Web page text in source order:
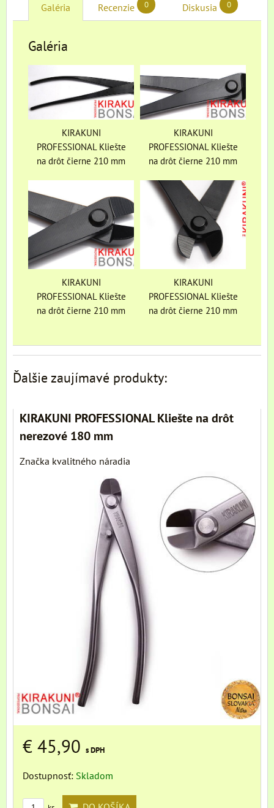
Galéria Recenzie 0 Diskusia 0
Galéria
KIRAKUNI
PROFESSIONAL Kliešte
na drôt čierne 210 mm
KIRAKUNI
PROFESSIONAL Kliešte
na drôt čierne 210 mm
KIRAKUNI
PROFESSIONAL Kliešte
na drôt čierne 210 mm
KIRAKUNI
PROFESSIONAL Kliešte
na drôt čierne 210 mm
Ďalšie zaujímavé produkty:
KIRAKUNI PROFESSIONAL Kliešte na drôt
nerezové 180 mm
Značka kvalitného náradia
€ 45,90 s DPH
Dostupnosť: Skladom